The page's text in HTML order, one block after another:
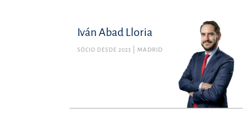
Iván Abad Lloria
SÓCIO DESDE 2023 MADRID